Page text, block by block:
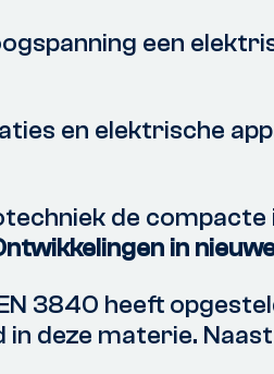
een
en elektrische
de
in
3840 heeft
deze materie.